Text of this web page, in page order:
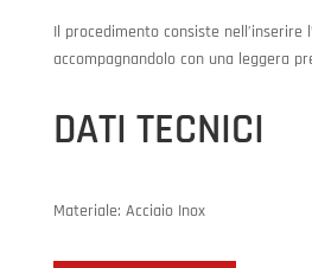
Il procedimento consiste nell’inserire
accompagnandolo con una leggera
DATI TECNICI
Materiale: Acciaio Inox